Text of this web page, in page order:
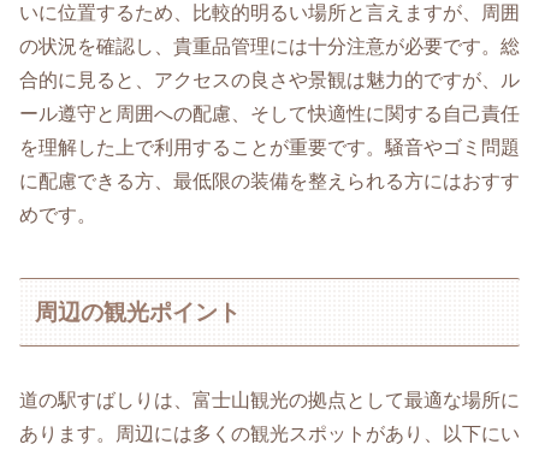
いに位置するため、比較的明るい場所と言えますが、周囲
の状況を確認し、貴重品管理には十分注意が必要です。総
合的に見ると、アクセスの良さや景観は魅力的ですが、ル
ール遵守と周囲への配慮、そして快適性に関する自己責任
を理解した上で利用することが重要です。騒音やゴミ問題
に配慮できる方、最低限の装備を整えられる方にはおすす
めです。
周辺の観光ポイント
道の駅すばしりは、富士山観光の拠点として最適な場所に
あります。周辺には多くの観光スポットがあり、以下にい